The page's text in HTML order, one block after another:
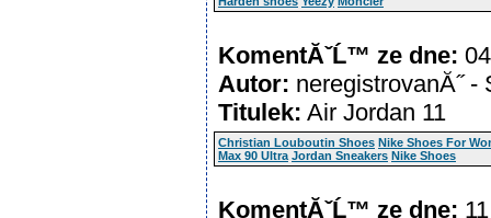
KomentĂˇĹ™ ze dne:
Autor: neregistrovanĂ˝ -
Titulek: Air Jordan 11
Christian Louboutin Shoes Nike Shoes For
Max 90 Ultra Jordan Sneakers Nike Shoes
KomentĂˇĹ™ ze dne: